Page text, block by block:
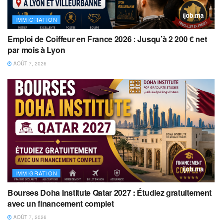
IMMIGRATION
Emploi de Coiffeur en France 2026 : Jusqu’à 2 200 € net
par mois à Lyon
AOÛT 7, 2026
IMMIGRATION
Bourses Doha Institute Qatar 2027 : Étudiez gratuitement
avec un financement complet
AOÛT 7, 2026